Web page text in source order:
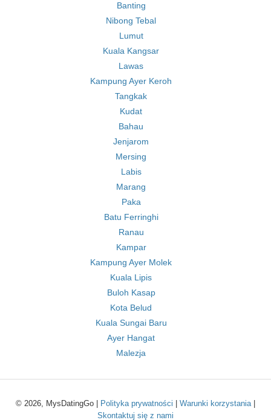
Banting
Nibong Tebal
Lumut
Kuala Kangsar
Lawas
Kampung Ayer Keroh
Tangkak
Kudat
Bahau
Jenjarom
Mersing
Labis
Marang
Paka
Batu Ferringhi
Ranau
Kampar
Kampung Ayer Molek
Kuala Lipis
Buloh Kasap
Kota Belud
Kuala Sungai Baru
Ayer Hangat
Malezja
© 2026, MysDatingGo | Polityka prywatności Warunki korzystania|
Skontaktuj się z nami